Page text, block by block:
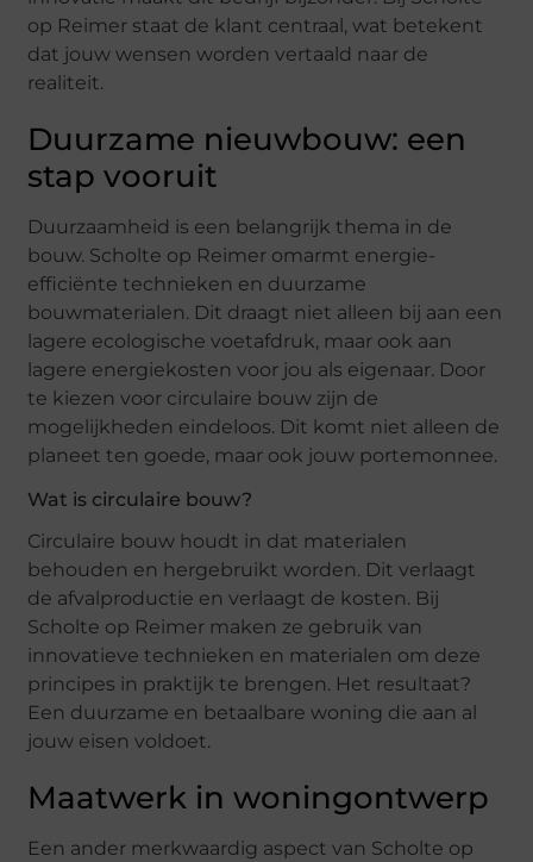
op Reimer staat de klant centraal, wat betekent
dat jouw wensen worden vertaald naar de
realiteit.
Duurzame nieuwbouw: een
stap vooruit
Duurzaamheid is een belangrijk thema in de
bouw. Scholte op Reimer omarmt energie-
efficiënte technieken en duurzame
bouwmaterialen. Dit draagt niet alleen bij aan een
lagere ecologische voetafdruk, maar ook aan
lagere energiekosten voor jou als eigenaar. Door
te kiezen voor circulaire bouw zijn de
mogelijkheden eindeloos. Dit komt niet alleen de
planeet ten goede, maar ook jouw portemonnee.
Wat is circulaire bouw?
Circulaire bouw houdt in dat materialen
behouden en hergebruikt worden. Dit verlaagt
de afvalproductie en verlaagt de kosten. Bij
Scholte op Reimer maken ze gebruik van
innovatieve technieken en materialen om deze
principes in praktijk te brengen. Het resultaat?
Een duurzame en betaalbare woning die aan al
jouw eisen voldoet.
Maatwerk in woningontwerp
Een ander merkwaardig aspect van Scholte op